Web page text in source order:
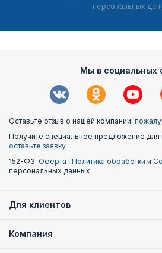
персональных
Мы в социальных
Оставьте отзыв о нашей компании:
Получите специальное предложение для
оставьте заявку
152-ФЗ: Оферта , Политика обработки и
персональных данных
Для клиентов
Компания